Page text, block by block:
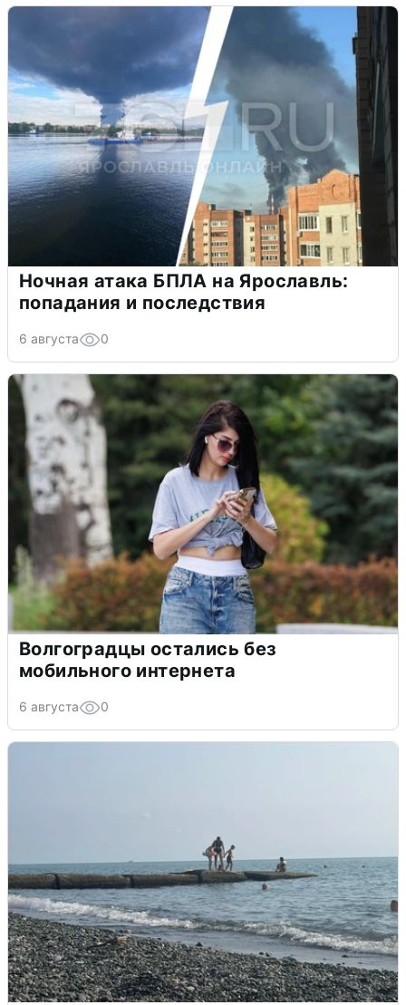
Ночная атака БПЛА на Ярославль:
попадания и последствия
6 августа 0
Волгоградцы остались без
мобильного интернета
6 августа 0